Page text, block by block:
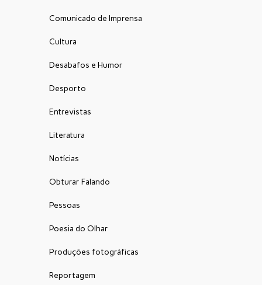
Comunicado de Imprensa
Cultura
Desabafos e Humor
Desporto
Entrevistas
Literatura
Notícias
Obturar Falando
Pessoas
Poesia do Olhar
Produções fotográficas
Reportagem